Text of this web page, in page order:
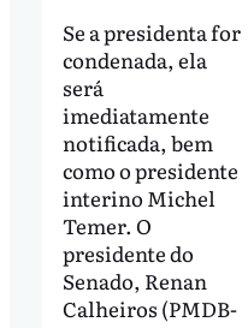
Se a presidenta for
condenada, ela
será
imediatamente
notificada, bem
como o presidente
interino Michel
Temer. O
presidente do
Senado, Renan
Calheiros (PMDB-